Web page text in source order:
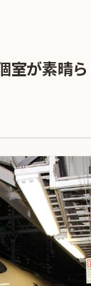
室が素晴